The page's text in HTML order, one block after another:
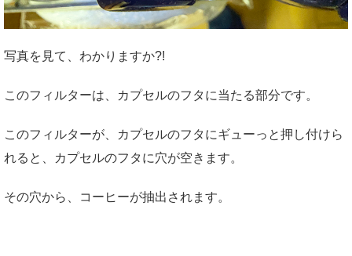
写真を見て、わかりますか?!
このフィルターは、カプセルのフタに当たる部分です。
このフィルターが、カプセルのフタにギューっと押し付けら
れると、カプセルのフタに穴が空きます。
その穴から、コーヒーが抽出されます。